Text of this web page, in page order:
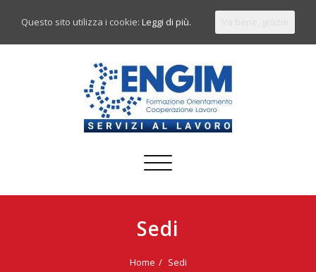
Commuta
Sedi
Home Sedi
Questo sito utilizza i cookie:Leggi di più.